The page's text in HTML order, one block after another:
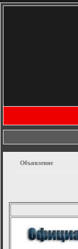
Объявление